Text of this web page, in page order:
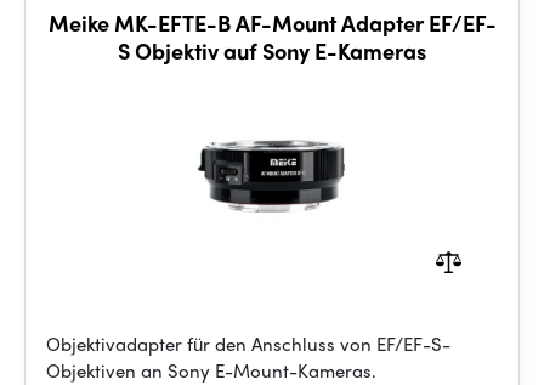
Meike MK-EFTE-B AF-Mount Adapter EF/EF-
S Objektiv auf Sony E-Kameras
Objektivadapter für den Anschluss von EF/EF-S-
Objektiven an Sony E-Mount-Kameras.